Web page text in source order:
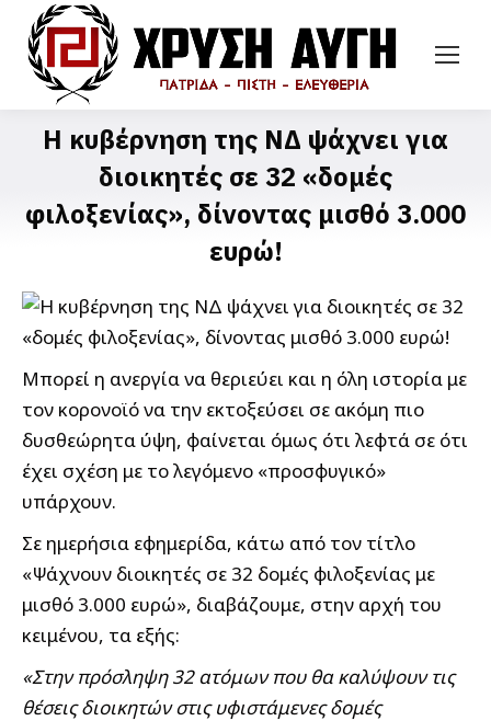
Η κυβέρνηση της ΝΔ ψάχνει για
διοικητές σε 32 «δομές
φιλοξενίας», δίνοντας μισθό 3.000
ευρώ!
Μπορεί η ανεργία να θεριεύει και η όλη ιστορία με
τον κορονοϊό να την εκτοξεύσει σε ακόμη πιο
δυσθεώρητα ύψη, φαίνεται όμως ότι λεφτά σε ότι
έχει σχέση με το λεγόμενο «προσφυγικό»
υπάρχουν.
Σε ημερήσια εφημερίδα, κάτω από τον τίτλο
«Ψάχνουν διοικητές σε 32 δομές φιλοξενίας με
μισθό 3.000 ευρώ», διαβάζουμε, στην αρχή του
κειμένου, τα εξής:
«Στην πρόσληψη 32 ατόμων που θα καλύψουν τις
θέσεις διοικητών στις υφιστάμενες δομές